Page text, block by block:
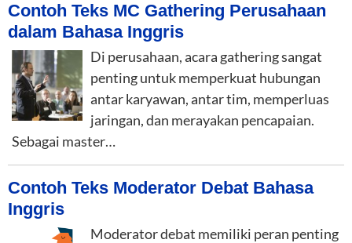
Contoh Teks MC Gathering Perusahaan
dalam Bahasa Inggris
Di perusahaan, acara gathering sangat
penting untuk memperkuat hubungan
antar karyawan, antar tim, memperluas
jaringan, dan merayakan pencapaian.
Sebagai master…
Contoh Teks Moderator Debat Bahasa
Inggris
Moderator debat memiliki peran penting